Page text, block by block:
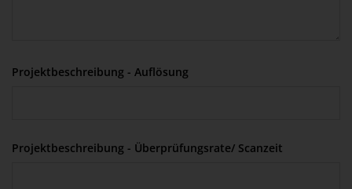
Projektbeschreibung - Auflösung
Projektbeschreibung - Überprüfungsrate/ Scanzeit